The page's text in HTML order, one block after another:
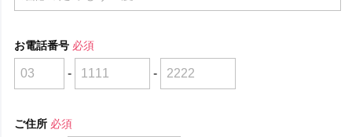
お電話番号 必須
- -
ご住所 必須